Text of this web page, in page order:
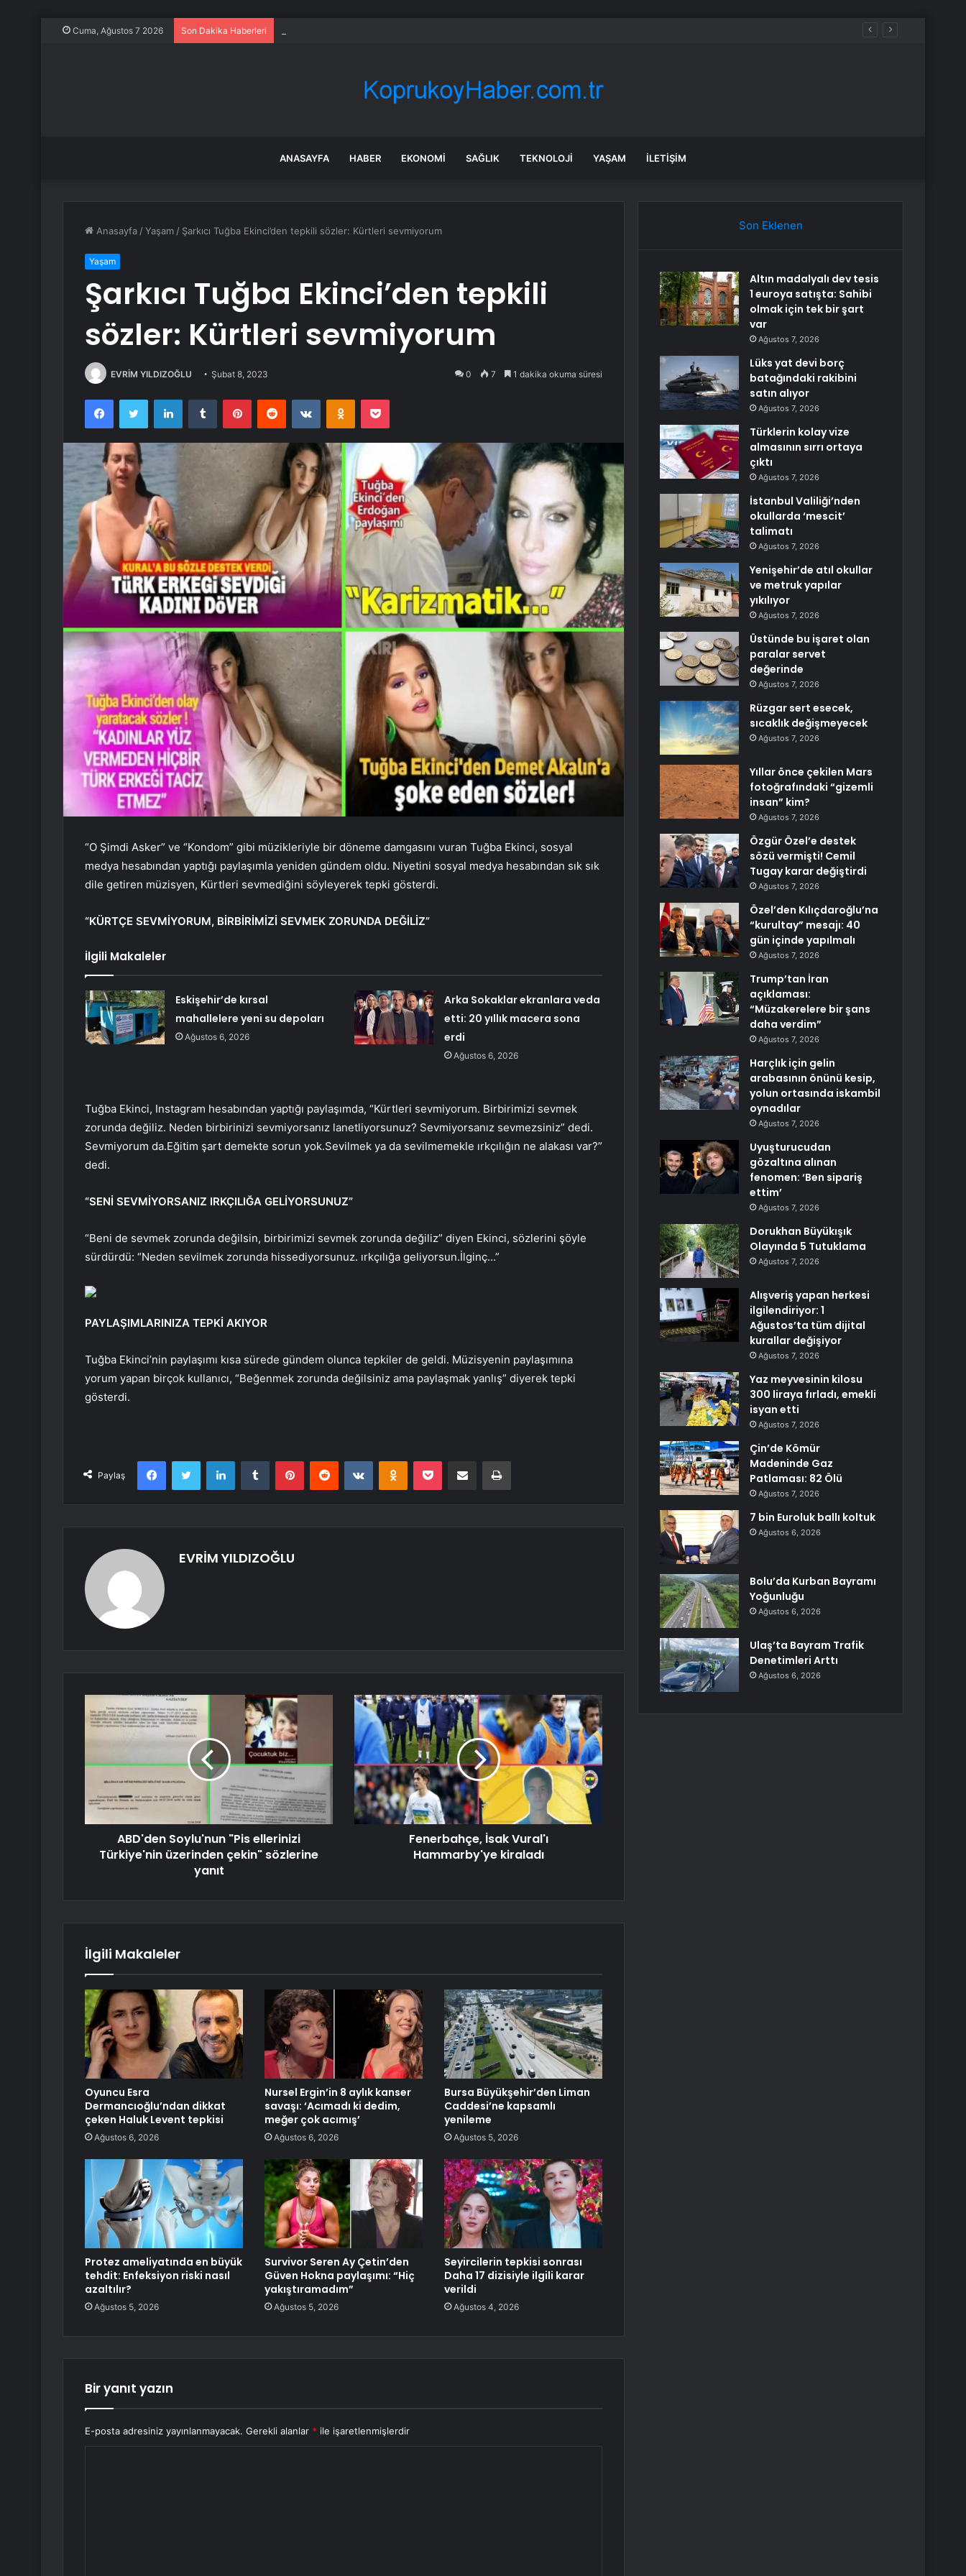
Cuma, Ağustos 7 2026 Son Dakika Haberleri
ANASAYFA HABER EKONOMI SAĞLIK TEKNOLOJI YAŞAM İLETIŞIM
Anasayfa /Yaşam / Şarkıcı Tuğba Ekinci’den tepkili sözler: Kürtleri sevmiyorum
Yaşam
Şarkıcı Tuğba Ekinci’den tepkili
sözler: Kürtleri sevmiyorum
EVRİM YILDIZOĞLU Şubat 8, 2023 0 7 1 dakika okuma süresi
FacebookTwitter LinkedInTumblr PinterestReddit VKontakteOdnoklassniki
Pocket
“O Şimdi Asker” ve “Kondom” gibi müzikleriyle bir döneme damgasını vuran Tuğba Ekinci, sosyal
medya hesabından yaptığı paylaşımla yeniden gündem oldu. Niyetini sosyal medya hesabından sık sık
dile getiren müzisyen, Kürtleri sevmediğini söyleyerek tepki gösterdi.
“KÜRTÇE SEVMİYORUM, BİRBİRİMİZİ SEVMEK ZORUNDA DEĞİLİZ”
İlgili Makaleler
Eskişehir’de kırsal
mahallelere yeni su depoları
Ağustos 6, 2026
Arka Sokaklar ekranlara veda
etti: 20 yıllık macera sona
erdi
Ağustos 6, 2026
Tuğba Ekinci, Instagram hesabından yaptığı paylaşımda, “Kürtleri sevmiyorum. Birbirimizi sevmek
zorunda değiliz. Neden birbirinizi sevmiyorsanız lanetliyorsunuz? Sevmiyorsanız sevmezsiniz” dedi.
Sevmiyorum da.Eğitim şart demekte sorun yok.Sevilmek ya da sevilmemekle ırkçılığın ne alakası var?”
dedi.
“SENİ SEVMİYORSANIZ IRKÇILIĞA GELİYORSUNUZ”
“Beni de sevmek zorunda değilsin, birbirimizi sevmek zorunda değiliz” diyen Ekinci, sözlerini şöyle
sürdürdü: “Neden sevilmek zorunda hissediyorsunuz. ırkçılığa geliyorsun.İlginç…”
PAYLAŞIMLARINIZA TEPKİ AKIYOR
Tuğba Ekinci’nin paylaşımı kısa sürede gündem olunca tepkiler de geldi. Müzisyenin paylaşımına
yorum yapan birçok kullanıcı, “Beğenmek zorunda değilsiniz ama paylaşmak yanlış” diyerek tepki
gösterdi.
Paylaş
FacebookTwitter LinkedInTumblr PinterestReddit VKontakteOdnoklassniki
Pocket E-Posta ile paylaş Yazdır
EVRİM YILDIZOĞLU
ABD'den Soylu'nun "Pis ellerinizi
Türkiye'nin üzerinden çekin" sözlerine
yanıt
Fenerbahçe, İsak Vural'ı
Hammarby'ye kiraladı
İlgili Makaleler
Oyuncu Esra
Dermancıoğlu’ndan dikkat
çeken Haluk Levent tepkisi
Ağustos 6, 2026
Nursel Ergin’in 8 aylık kanser
savaşı: ‘Acımadı ki dedim,
meğer çok acımış’
Ağustos 6, 2026
Bursa Büyükşehir’den Liman
Caddesi’ne kapsamlı
yenileme
Ağustos 5, 2026
Protez ameliyatında en büyük
tehdit: Enfeksiyon riski nasıl
azaltılır?
Ağustos 5, 2026
Survivor Seren Ay Çetin’den
Güven Hokna paylaşımı: “Hiç
yakıştıramadım”
Ağustos 5, 2026
Seyircilerin tepkisi sonrası
Daha 17 dizisiyle ilgili karar
verildi
Ağustos 4, 2026
Bir yanıt yazın
E-posta adresiniz yayınlanmayacak. Gerekli alanlar * ile işaretlenmişlerdir
Son Eklenen
Altın madalyalı dev tesis
1 euroya satışta: Sahibi
olmak için tek bir şart
var
Ağustos 7, 2026
Lüks yat devi borç
batağındaki rakibini
satın alıyor
Ağustos 7, 2026
Türklerin kolay vize
almasının sırrı ortaya
çıktı
Ağustos 7, 2026
İstanbul Valiliği’nden
okullarda ‘mescit’
talimatı
Ağustos 7, 2026
Yenişehir’de atıl okullar
ve metruk yapılar
yıkılıyor
Ağustos 7, 2026
Üstünde bu işaret olan
paralar servet
değerinde
Ağustos 7, 2026
Rüzgar sert esecek,
sıcaklık değişmeyecek
Ağustos 7, 2026
Yıllar önce çekilen Mars
fotoğrafındaki “gizemli
insan” kim?
Ağustos 7, 2026
Özgür Özel’e destek
sözü vermişti! Cemil
Tugay karar değiştirdi
Ağustos 7, 2026
Özel’den Kılıçdaroğlu’na
“kurultay” mesajı: 40
gün içinde yapılmalı
Ağustos 7, 2026
Trump’tan İran
açıklaması:
“Müzakerelere bir şans
daha verdim”
Ağustos 7, 2026
Harçlık için gelin
arabasının önünü kesip,
yolun ortasında iskambil
oynadılar
Ağustos 7, 2026
Uyuşturucudan
gözaltına alınan
fenomen: ‘Ben sipariş
ettim’
Ağustos 7, 2026
Dorukhan Büyükışık
Olayında 5 Tutuklama
Ağustos 7, 2026
Alışveriş yapan herkesi
ilgilendiriyor: 1
Ağustos’ta tüm dijital
kurallar değişiyor
Ağustos 7, 2026
Yaz meyvesinin kilosu
300 liraya fırladı, emekli
isyan etti
Ağustos 7, 2026
Çin’de Kömür
Madeninde Gaz
Patlaması: 82 Ölü
Ağustos 7, 2026
7 bin Euroluk ballı koltuk
Ağustos 6, 2026
Bolu’da Kurban Bayramı
Yoğunluğu
Ağustos 6, 2026
Ulaş’ta Bayram Trafik
Denetimleri Arttı
Ağustos 6, 2026